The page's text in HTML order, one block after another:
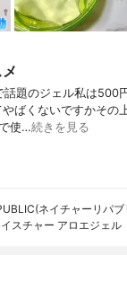
題のジェル私は500
ばくないですかその
使…続きを見る
ネイチャーリパブ
スチャー アロエジェル